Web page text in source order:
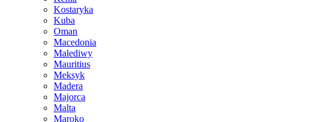
Kostaryka
Kuba
Oman
Macedonia
Malediwy
Mauritius
Meksyk
Madera
Majorca
Malta
Maroko